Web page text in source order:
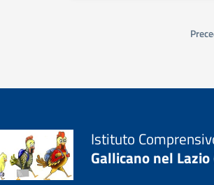
Istituto
Gallicano nel Lazio